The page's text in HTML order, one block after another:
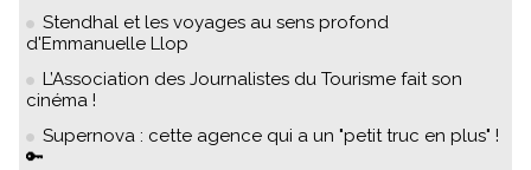
Stendhal et les voyages au sens profond
d'Emmanuelle Llop
L’Association des Journalistes du Tourisme fait son
cinéma !
Supernova : cette agence qui a un "petit truc en plus" !
🔑